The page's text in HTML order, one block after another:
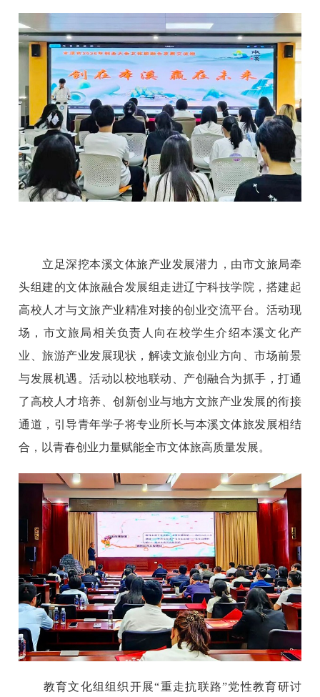
立足深挖本溪文体旅产业发展潜力，由市文旅局牵
头组建的文体旅融合发展组走进辽宁科技学院，搭建起
高校人才与文旅产业精准对接的创业交流平台。活动现
场，市文旅局相关负责人向在校学生介绍本溪文化产
业、旅游产业发展现状，解读文旅创业方向、市场前景
与发展机遇。活动以校地联动、产创融合为抓手，打通
了高校人才培养、创新创业与地方文旅产业发展的衔接
通道，引导青年学子将专业所长与本溪文体旅发展相结
合，以青春创业力量赋能全市文体旅高质量发展。
教育文化组组织开展“重走抗联路”党性教育研讨